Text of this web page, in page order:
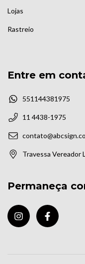
Lojas
Rastreio
Entre em
551144381975
11 4438-1975
Travessa Vereador
Permaneça